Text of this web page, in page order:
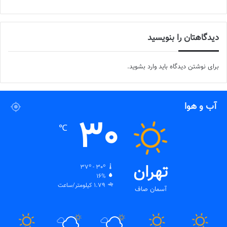
دیدگاهتان را بنویسید
برای نوشتن دیدگاه باید وارد بشوید.
آب و هوا
تهران
آسمان صاف
30
℃
37º - 30º
16%
1.79 کیلومتر/ساعت